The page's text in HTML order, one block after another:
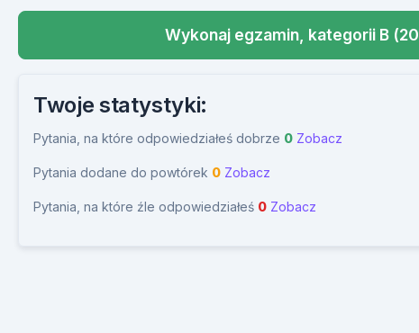
Wykonaj egzamin, kategorii B
Twoje statystyki:
Pytania, na które odpowiedziałeś dobrze 0 Zobacz
Pytania dodane do powtórek 0 Zobacz
Pytania, na które źle odpowiedziałeś 0 Zobacz